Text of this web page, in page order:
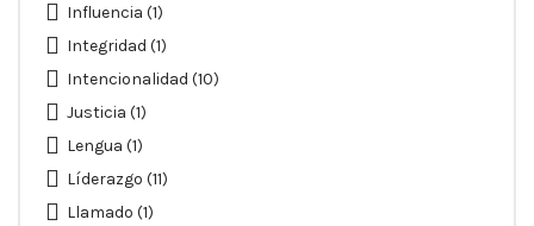
Influencia (1)
Integridad (1)
Intencionalidad (10)
Justicia (1)
Lengua (1)
Líderazgo (11)
Llamado (1)